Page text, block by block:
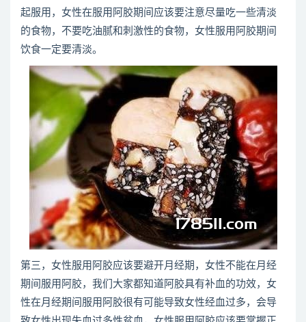
起服用，女性在服用阿胶期间应该要注意尽量吃一些清淡
的食物，不要吃油腻和刺激性的食物，女性服用阿胶期间
饮食一定要清淡。
第三，女性服用阿胶应该要避开月经期，女性不能在月经
期间服用阿胶，我们大家都知道阿胶具有补血的功效，女
性在月经期间服用阿胶很有可能导致女性经血过多，会导